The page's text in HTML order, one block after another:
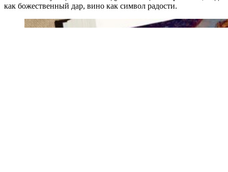
как божественный дар, вино как символ радости.